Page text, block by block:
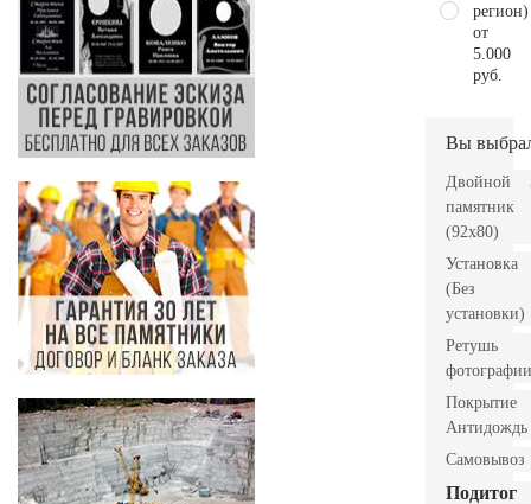
регион)
от
5.000
руб.
Вы
Двойной
памятник
(92х80)
Установка
(Без
установки)
Ретушь
фотографии
Покрытие
Антидождь
Самовывоз
Подитог